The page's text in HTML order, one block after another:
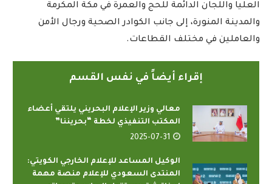
العليا واللجان الدائمة للحج والعمرة في مكة المكرمة
والمدينة المنورة، إلى جانب الكوادر الصحية ورجال الأمن
والعاملين في مختلف القطاعات.
إقراء أيضاً في نفس القسم
معالي وزير الإعلام البحريني يلتقي أعضاء
المكتب التنفيذي لخطة “بحريننا”
2025-07-31
الوكيل المساعد للإعلام الخارجي الكويتي:
المنتدى السعودي للإعلام منصة مهمة